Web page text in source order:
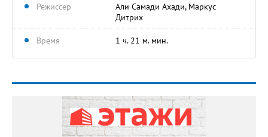
Режиссер
Али Самади Ахади, Маркус
Дитрих
Время 1 ч. 21 м. мин.